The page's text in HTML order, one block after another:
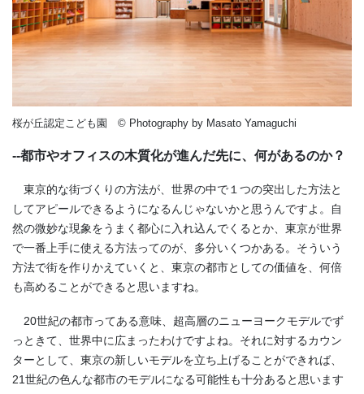
桜が丘認定こども園 © Photography by Masato Yamaguchi
--都市やオフィスの木質化が進んだ先に、何があるのか？
東京的な街づくりの方法が、世界の中で１つの突出した方法と
してアピールできるようになるんじゃないかと思うんですよ。自
然の微妙な現象をうまく都心に入れ込んでくるとか、東京が世界
で一番上手に使える方法ってのが、多分いくつかある。そういう
方法で街を作りかえていくと、東京の都市としての価値を、何倍
も高めることができると思いますね。
20世紀の都市ってある意味、超高層のニューヨークモデルでず
っときて、世界中に広まったわけですよね。それに対するカウン
ターとして、東京の新しいモデルを立ち上げることができれば、
21世紀の色んな都市のモデルになる可能性も十分あると思います